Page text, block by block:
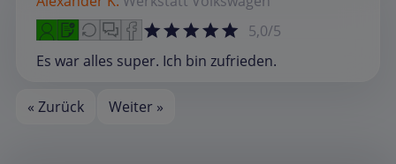
5,0/5
Es war alles super. Ich bin zufrieden.
« Zurück Weiter »